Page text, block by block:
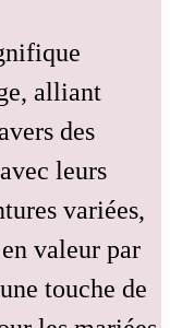
alliant
des
leurs
variées,
valeur par
touche de